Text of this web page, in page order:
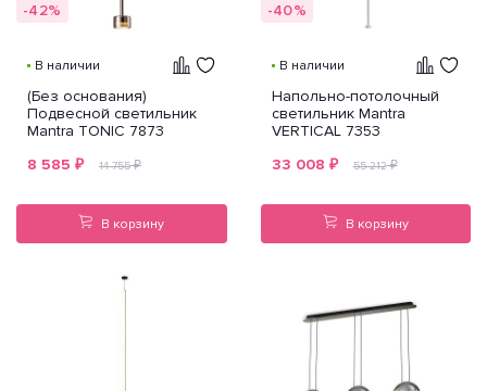
-42%
В наличии
(Без основания)
Подвесной светильник
Mantra TONIC 7873
8 585 ₽ 14 755₽
В корзину
-40%
В наличии
Напольно-потолочный
светильник Mantra
VERTICAL 7353
33 008 ₽ 55 212₽
В корзину